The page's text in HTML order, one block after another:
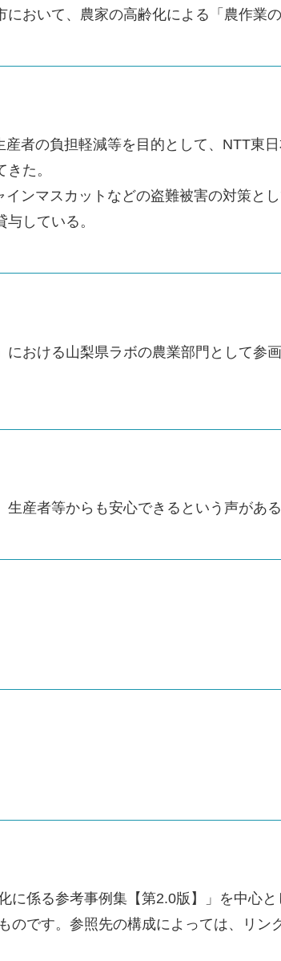
おいて、農家の高齢化による「農作業
者の負担軽減等を目的として、NTT東
た。
ンマスカットなどの盗難被害の対策と
している。
おける山梨県ラボの農業部門として参
産者等からも安心できるという声がある
に係る参考事例集【第2.0版】」を中心
です。参照先の構成によっては、リン